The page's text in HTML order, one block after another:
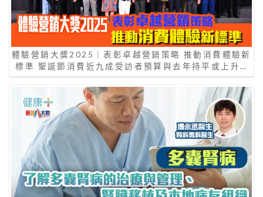
體驗營銷大獎2025｜表彰卓越營銷策略 推動消費體驗新
標準 聖誕節消費近九成受訪者預算與去年持平或上升…